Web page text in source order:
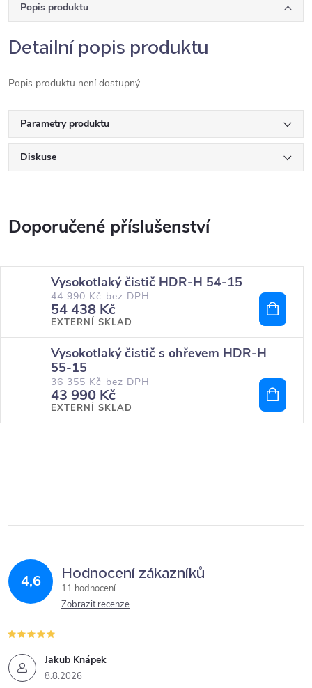
Popis produktu
Detailní popis produktu
Popis produktu není dostupný
Parametry produktu
Diskuse
Vysokotlaký čistič HDR-H 54-15
44 990 Kč bez DPH
54 438 Kč
EXTERNÍ SKLAD
Vysokotlaký čistič s ohřevem HDR-H
55-15
36 355 Kč bez DPH
43 990 Kč
EXTERNÍ SKLAD
4,6 Hodnocení zákazníků
11 hodnocení
Zobrazit recenze
Jakub Knápek
8.8.2026